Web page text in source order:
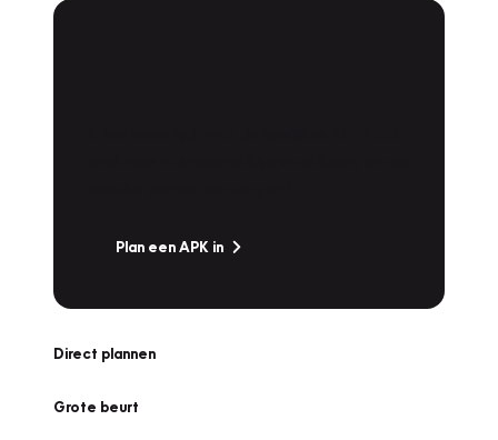
Plan een APK in
Direct plannen
Grote beurt